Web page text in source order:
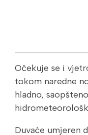
Očekuje se i
tokom naredne
hladno,
Duvaće umjeren